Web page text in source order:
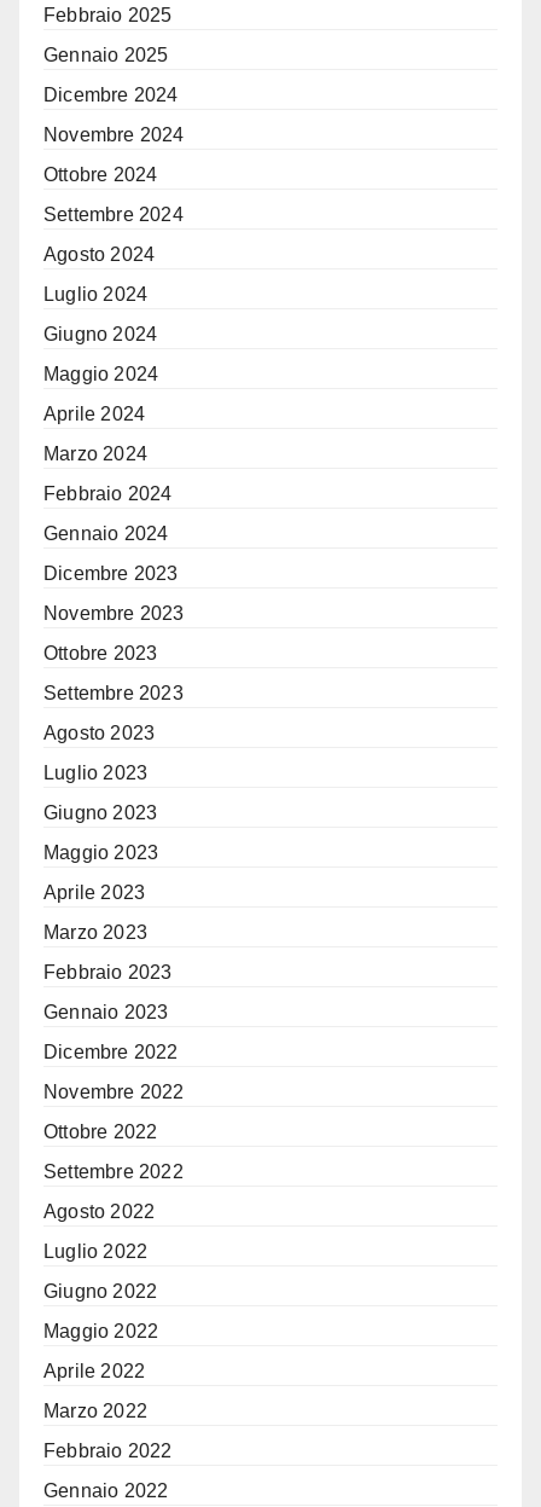
Febbraio 2025
Gennaio 2025
Dicembre 2024
Novembre 2024
Ottobre 2024
Settembre 2024
Agosto 2024
Luglio 2024
Giugno 2024
Maggio 2024
Aprile 2024
Marzo 2024
Febbraio 2024
Gennaio 2024
Dicembre 2023
Novembre 2023
Ottobre 2023
Settembre 2023
Agosto 2023
Luglio 2023
Giugno 2023
Maggio 2023
Aprile 2023
Marzo 2023
Febbraio 2023
Gennaio 2023
Dicembre 2022
Novembre 2022
Ottobre 2022
Settembre 2022
Agosto 2022
Luglio 2022
Giugno 2022
Maggio 2022
Aprile 2022
Marzo 2022
Febbraio 2022
Gennaio 2022